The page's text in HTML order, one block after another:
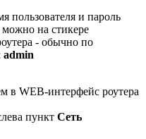
пользователя и пароль
на стикере
- обычно по
admin
в WEB-интерфейс роутера
пункт Сеть